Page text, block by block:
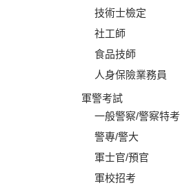
技術士檢定
社工師
食品技師
人身保險業務員
軍警考試
一般警察/警察特考
警專/警大
軍士官/預官
軍校招考